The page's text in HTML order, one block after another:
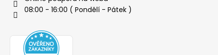
08:00 - 16:00 ( Pondělí - Pátek )